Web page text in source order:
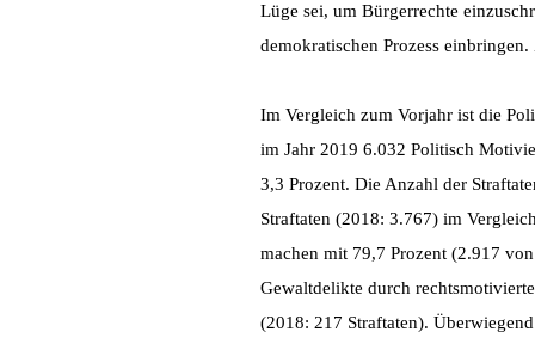
Lüge sei, um Bürgerrechte
demokratischen Prozess
Im Vergleich zum Vorjahr ist die
im Jahr 2019 6.032 Politisch
3,3 Prozent. Die Anzahl der
Straftaten (2018: 3.767) im
machen mit 79,7 Prozent (2.917
Gewaltdelikte durch
(2018: 217 Straftaten).